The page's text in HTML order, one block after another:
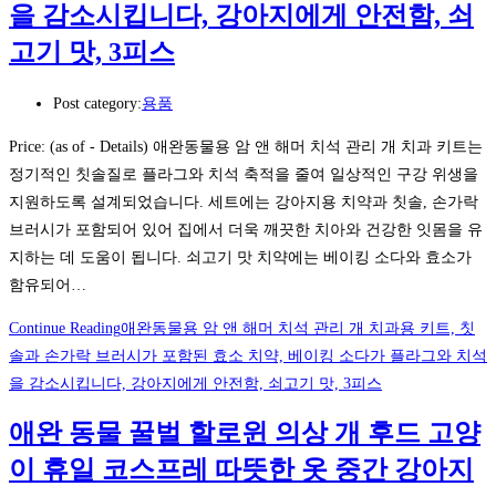
을 감소시킵니다, 강아지에게 안전함, 쇠
고기 맛, 3피스
Post category:용품
Price: (as of - Details) 애완동물용 암 앤 해머 치석 관리 개 치과 키트는
정기적인 칫솔질로 플라그와 치석 축적을 줄여 일상적인 구강 위생을
지원하도록 설계되었습니다. 세트에는 강아지용 치약과 칫솔, 손가락
브러시가 포함되어 있어 집에서 더욱 깨끗한 치아와 건강한 잇몸을 유
지하는 데 도움이 됩니다. 쇠고기 맛 치약에는 베이킹 소다와 효소가
함유되어…
Continue Reading애완동물용 암 앤 해머 치석 관리 개 치과용 키트, 칫
솔과 손가락 브러시가 포함된 효소 치약, 베이킹 소다가 플라그와 치석
을 감소시킵니다, 강아지에게 안전함, 쇠고기 맛, 3피스
애완 동물 꿀벌 할로윈 의상 개 후드 고양
이 휴일 코스프레 따뜻한 옷 중간 강아지